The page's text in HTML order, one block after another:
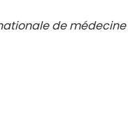
de médecine